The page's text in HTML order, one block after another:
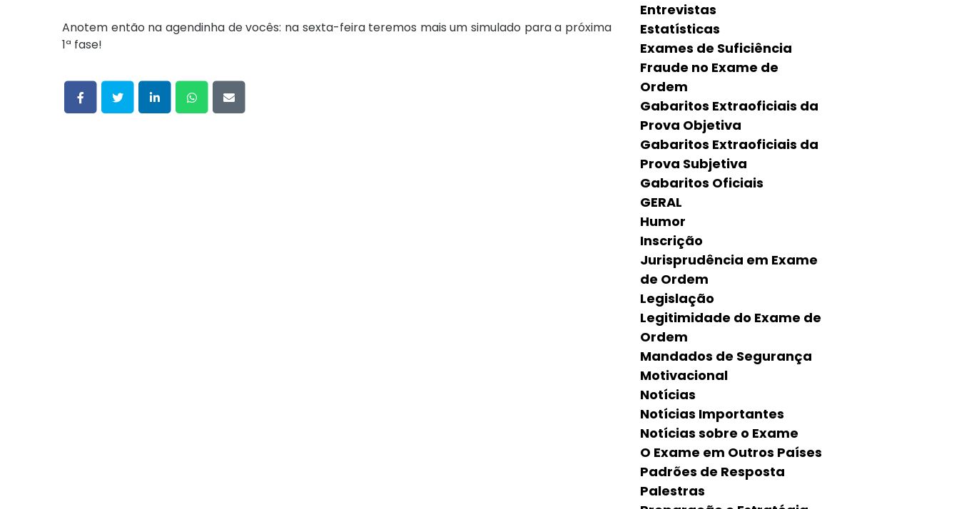
Anotem então na agendinha de vocês: na sexta-feira teremos mais um simulado para a próxima
1ª fase!
Entrevistas
Estatísticas
Exames de Suficiência
Fraude no Exame de
Ordem
Gabaritos Extraoficiais da
Prova Objetiva
Gabaritos Extraoficiais da
Prova Subjetiva
Gabaritos Oficiais
GERAL
Humor
Inscrição
Jurisprudência em Exame
de Ordem
Legislação
Legitimidade do Exame de
Ordem
Mandados de Segurança
Motivacional
Notícias
Notícias Importantes
Notícias sobre o Exame
O Exame em Outros Países
Padrões de Resposta
Palestras